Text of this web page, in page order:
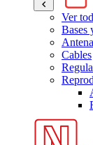
Ver
Bases
Cables